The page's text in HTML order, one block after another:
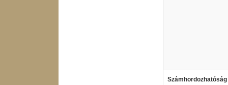
Számhordozhatóság